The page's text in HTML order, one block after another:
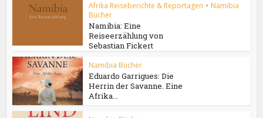
Afrika Reiseberichte & Reportagen • Namibia
Bücher
Namibia: Eine
Reiseerzählung von
Sebastian Fickert
Namibia Bücher
Eduardo Garrigues: Die
Herrin der Savanne. Eine
Afrika...